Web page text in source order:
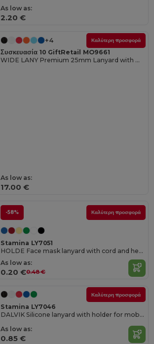
As low as:
2.20 €
Καλύτερη προσφορά
+4
Συσκευασία 10 GiftRetail MO9661
WIDE LANY Premium 25mm Lanyard with Metal Hook and Safety Breakaway
As low as:
17.00 €
-58% Καλύτερη προσφορά
Stamina LY7051
HOLDE Face mask lanyard with cord and head adjustment accessory
As low as:
0.20 €0.48 €
Καλύτερη προσφορά
Stamina LY7046
DALVIK Silicone lanyard with holder for mobiles or cards
As low as:
0.85 €